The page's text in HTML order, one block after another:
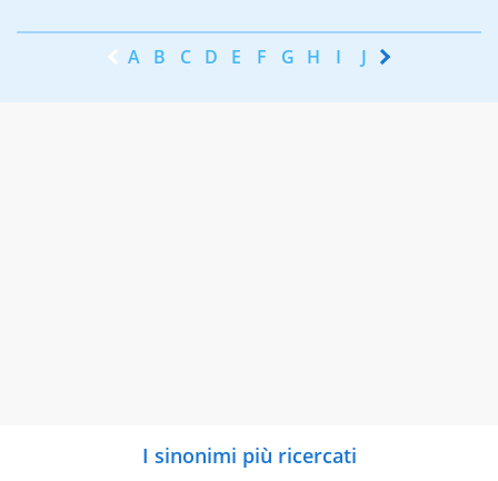
A B C D E F G H I J K
I sinonimi più ricercati